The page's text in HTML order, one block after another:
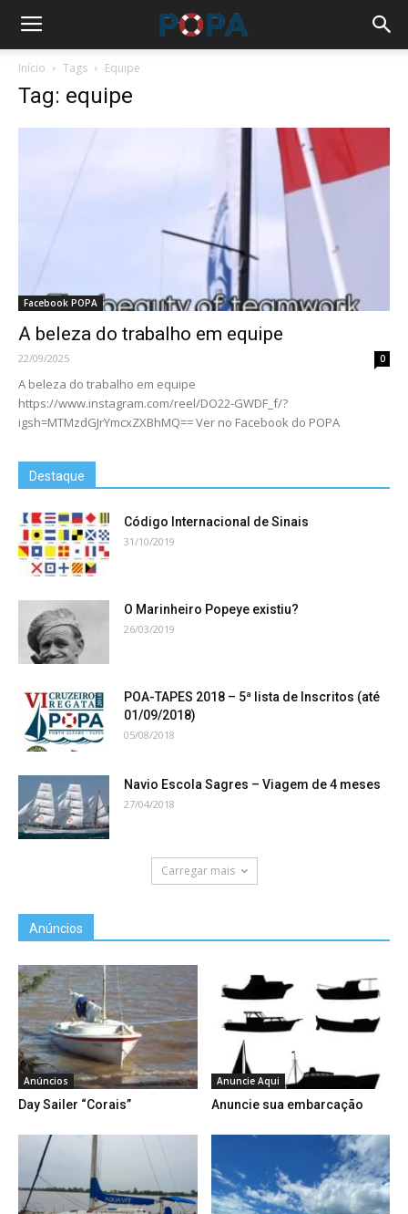
Início Tags Equipe
Tag: equipe
Facebook POPA
A beleza do trabalho em equipe
22/09/2025 0
A beleza do trabalho em equipe
https://www.instagram.com/reel/DO22-GWDF_f/?
igsh=MTMzdGJrYmcxZXBhMQ== Ver no Facebook do POPA
Destaque
Código Internacional de Sinais
31/10/2019
O Marinheiro Popeye existiu?
26/03/2019
POA-TAPES 2018 – 5ª lista de Inscritos (até
01/09/2018)
05/08/2018
Navio Escola Sagres – Viagem de 4 meses
27/04/2018
Carregar mais
Anúncios
Anúncios
Day Sailer “Corais”
Anuncie Aqui
Anuncie sua embarcação